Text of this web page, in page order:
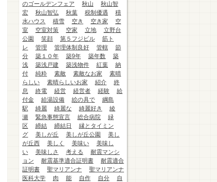
のゴールデンフェア
秋山
秋山智
宏
秋山智弘 秋葉 税制優遇
積
水ハウス
積雪 空き 空き家
空
室
空室対策 空家 立地
立野台
公園
笑顔 第５フジビル
筋ト
レ
管理 管理体制良好 管轄
節
分
築１０年 築9年 築年数
築
浅
築浅戸建 築浅物件 紅葉
納
付
純粋 素敵 素敵なお家
素晴
らしい
素晴らしいお家 紹介
終
息
終電 経営 経営者 経験
給
付金
給湯設備 絵の具で
綱島
駅
綺麗 綺麗な 綺麗好き
綾
瀬
緊急事態宣言 総合病院
緑
区
締結 締結日
縁とタイミン
グ
美しが丘 美しが丘公園
美し
が丘西
美しく 美味い
美味し
い
美味しさ 考える
耐震マンシ
ョン
耐震基準適合証明書
耐震適合
証明書
聖マリアンナ
聖マリアンナ
医科大学
肉 能 自作 自分
自